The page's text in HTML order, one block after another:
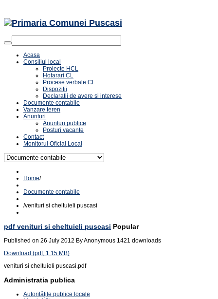
Acasa
Consiliul local
Proiecte HCL
Hotarari CL
Procese verbale CL
Dispozitii
Declaratii de avere si interese
Documente contabile
Vanzare teren
Anunturi
Anunturi publice
Posturi vacante
Contact
Monitorul Oficial Local
Home/
Documente contabile
/venituri si cheltuieli puscasi
pdf venituri si cheltuieli puscasi Popular
Published on 26 July 2012 ByAnonymous 1421 downloads
Download (pdf, 1.15 MB)
venituri si cheltuieli puscasi.pdf
Administratia publica
Autorităţile publice locale